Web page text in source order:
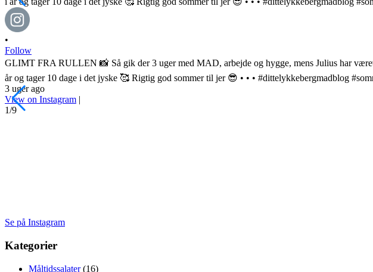
•
Follow
GLIMT FRA RULLEN 📸 Så gik der 3 uger med MAD, arbejde og hygge, mens Julius har
år og tager 10 dage i det jyske 🥰 Rigtig god sommer til jer 😎 • • • #dittelykkebergmadblog
3 uger ago
View on Instagram |
1/9
Se på Instagram
Kategorier
Måltidssalater(16)